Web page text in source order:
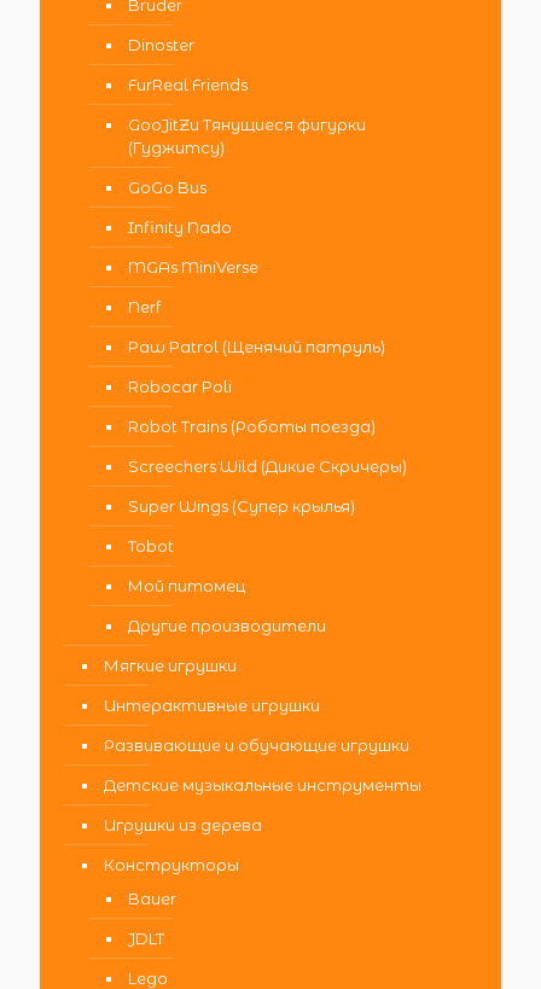
Bruder
Dinoster
FurReal Friends
GooJitZu Тянущиеся фигурки
(Гуджитсу)
GoGo Bus
Infinity Nado
MGAs MiniVerse
Nerf
Paw Patrol (Щенячий патруль)
Robocar Poli
Robot Trains (Роботы поезда)
Screechers Wild (Дикие Скричеры)
Super Wings (Супер крылья)
Tobot
Мой питомец
Другие производители
Мягкие игрушки
Интерактивные игрушки
Развивающие и обучающие игрушки
Детские музыкальные инструменты
Игрушки из дерева
Конструкторы
Bauer
JDLT
Lego